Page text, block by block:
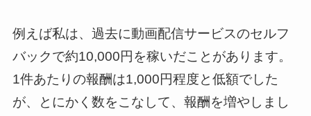
例えば私は、過去に動画配信サービスのセルフ
バックで約10,000円を稼いだことがあります。
1件あたりの報酬は1,000円程度と低額でした
が、とにかく数をこなして、報酬を増やしまし